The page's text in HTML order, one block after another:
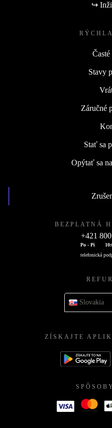
↪
Stavy
Záručné
Stať sa
Opýtať sa
BEZPLATNÁ
+421
Po - Pi
telefonická
Slovakia
ZÍSKAJTE